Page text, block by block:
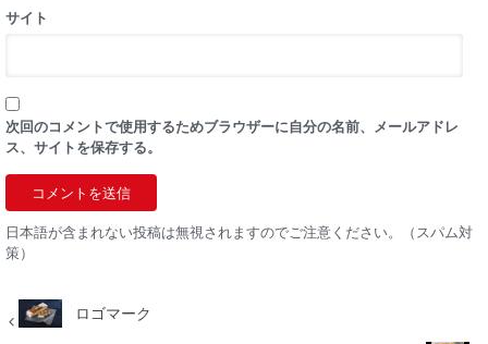
サイト
次回のコメントで使用するためブラウザーに自分の名前、メールアドレ
ス、サイトを保存する。
日本語が含まれない投稿は無視されますのでご注意ください。（スパム対
策）
ロゴマーク